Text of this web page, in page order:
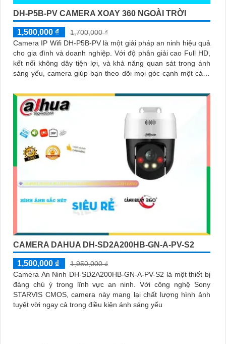
DH-P5B-PV CAMERA XOAY 360 NGOÀI TRỜI
1,500,000 ₫
1,700,000 ₫
Camera IP Wifi DH-P5B-PV là một giải pháp an ninh hiệu quả
cho gia đình và doanh nghiệp. Với độ phân giải cao Full HD,
kết nối không dây tiện lợi, và khả năng quan sát trong ánh
sáng yếu, camera giúp bạn theo dõi mọi góc cạnh một cách
CAMERA DAHUA DH-SD2A200HB-GN-A-PV-S2
1,500,000 ₫
1,950,000 ₫
Camera An Ninh DH-SD2A200HB-GN-A-PV-S2 là một thiết bị
đáng chú ý trong lĩnh vực an ninh. Với công nghệ Sony
STARVIS CMOS, camera này mang lại chất lượng hình ảnh
tuyệt vời ngay cả trong điều kiện ánh sáng yếu